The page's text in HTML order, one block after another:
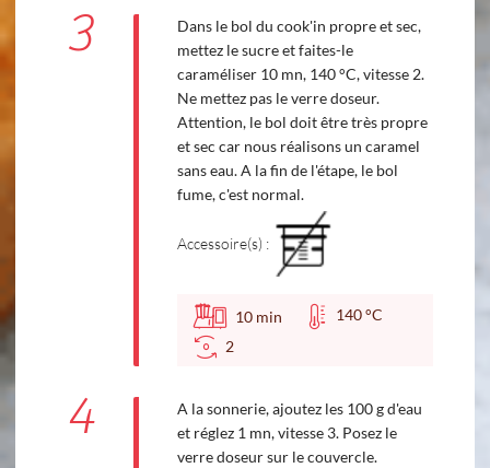
3
Dans le bol du cook'in propre et sec,
mettez le sucre et faites-le
caraméliser 10 mn, 140 °C, vitesse 2.
Ne mettez pas le verre doseur.
Attention, le bol doit être très propre
et sec car nous réalisons un caramel
sans eau. A la fin de l'étape, le bol
fume, c'est normal.
Accessoire(s) :
10 min
140 °C
2
4
A la sonnerie, ajoutez les 100 g d'eau
et réglez 1 mn, vitesse 3. Posez le
verre doseur sur le couvercle.